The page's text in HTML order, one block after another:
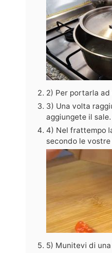
2) Per portarla
3) Una volta
aggiungete il sale.
4) Nel frattempo
secondo le
5) Munitevi di